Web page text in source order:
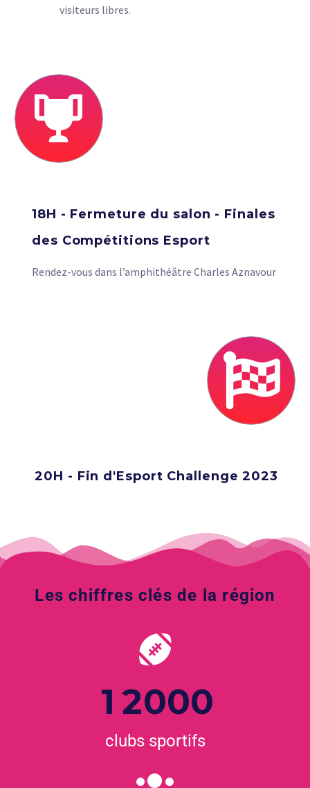
visiteurs libres.
18H - Fermeture du salon - Finales
des Compétitions Esport
Rendez-vous dans l’amphithéâtre Charles Aznavour
20H - Fin d'Esport Challenge 2023
Les chiffres clés de la région
1 2000
clubs sportifs